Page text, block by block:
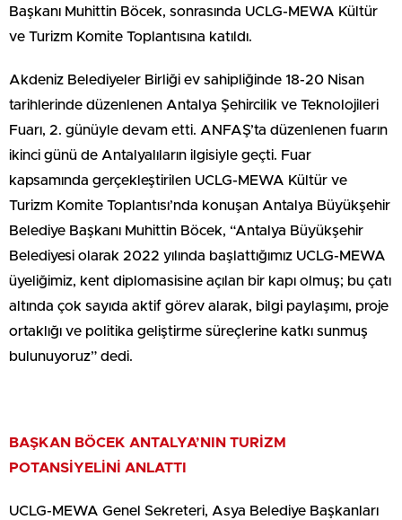
Başkanı Muhittin Böcek, sonrasında UCLG-MEWA Kültür
ve Turizm Komite Toplantısına katıldı.
Akdeniz Belediyeler Birliği ev sahipliğinde 18-20 Nisan
tarihlerinde düzenlenen Antalya Şehircilik ve Teknolojileri
Fuarı, 2. günüyle devam etti. ANFAŞ’ta düzenlenen fuarın
ikinci günü de Antalyalıların ilgisiyle geçti. Fuar
kapsamında gerçekleştirilen UCLG-MEWA Kültür ve
Turizm Komite Toplantısı’nda konuşan Antalya Büyükşehir
Belediye Başkanı Muhittin Böcek, “Antalya Büyükşehir
Belediyesi olarak 2022 yılında başlattığımız UCLG-MEWA
üyeliğimiz, kent diplomasisine açılan bir kapı olmuş; bu çatı
altında çok sayıda aktif görev alarak, bilgi paylaşımı, proje
ortaklığı ve politika geliştirme süreçlerine katkı sunmuş
bulunuyoruz” dedi.
BAŞKAN BÖCEK ANTALYA’NIN TURİZM
POTANSİYELİNİ ANLATTI
UCLG-MEWA Genel Sekreteri, Asya Belediye Başkanları